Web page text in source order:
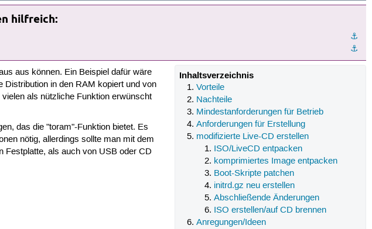
hilfreich:
⚓︎
⚓︎
Inhaltsverzeichnis
Vorteile
Nachteile
Mindestanforderungen für Betrieb
Anforderungen für Erstellung
modifizierte Live-CD erstellen
ISO/LiveCD entpacken
komprimiertes Image entpacken
Boot-Skripte patchen
initrd.gz neu erstellen
Abschließende Änderungen
ISO erstellen/auf CD brennen
Anregungen/Ideen
aus können. Ein Beispiel dafür wäre
Distribution in den RAM kopiert und von
als nützliche Funktion erwünscht
das die "toram"-Funktion bietet. Es
nötig, allerdings sollte man mit dem
Festplatte, als auch von USB oder CD